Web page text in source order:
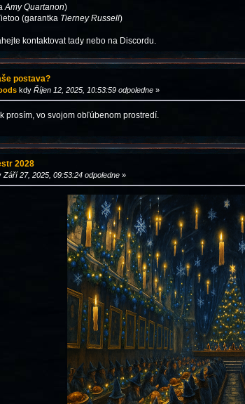
Amy Quartanon)
(garantka Tierney Russell)
kontaktovat tady nebo na Discordu.
postava?
kdy Říjen 12, 2025, 10:53:59 odpoledne »
prosím, vo svojom obľúbenom prostredí.
2028
Září 27, 2025, 09:53:24 odpoledne »